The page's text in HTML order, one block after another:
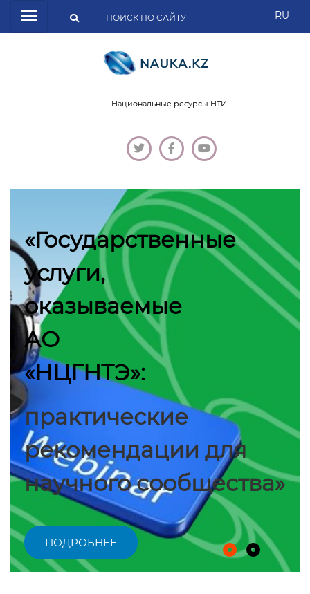
RU
Национальные ресурсы НТИ
«Государственные
услуги,
оказываемые
АО
«НЦГНТЭ»:
практические
рекомендации для
научного сообщества»
ПОДРОБНЕЕ